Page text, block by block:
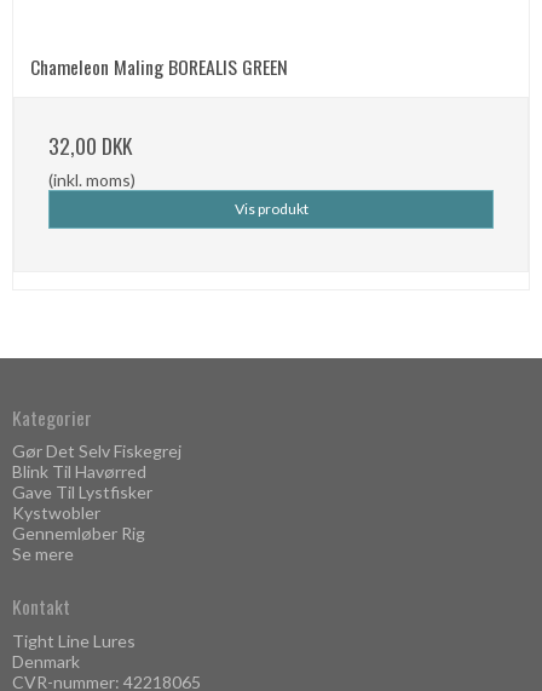
Chameleon Maling BOREALIS GREEN
32,00 DKK
(inkl. moms)
Vis produkt
Kategorier
Gør Det Selv Fiskegrej
Blink Til Havørred
Gave Til Lystfisker
Kystwobler
Gennemløber Rig
Se mere
Kontakt
Tight Line Lures
Denmark
CVR-nummer: 42218065